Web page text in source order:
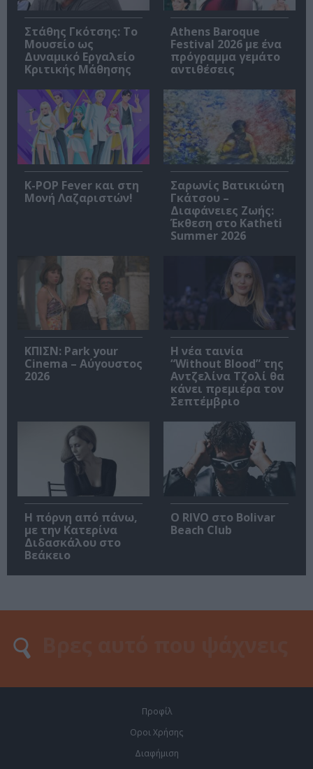
Στάθης Γκότσης: Το
Μουσείο ως
Δυναμικό Εργαλείο
Κριτικής Μάθησης
Athens Baroque
Festival 2026 με ένα
πρόγραμμα γεμάτο
αντιθέσεις
K-POP Fever και στη
Μονή Λαζαριστών!
Σαρωνίς Βατικιώτη
Γκάτσου –
Διαφάνειες Ζωής:
Έκθεση στο Katheti
Summer 2026
ΚΠΙΣΝ: Park your
Cinema – Αύγουστος
2026
Η νέα ταινία
“Without Blood” της
Αντζελίνα Τζολί θα
κάνει πρεμιέρα τον
Σεπτέμβριο
Η πόρνη από πάνω,
με την Κατερίνα
Διδασκάλου στο
Βεάκειο
Ο RIVO στο Bolivar
Beach Club
Προφίλ
Οροι Χρήσης
Διαφήμιση